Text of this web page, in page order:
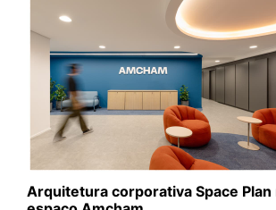
Arquitetura corporativa Space